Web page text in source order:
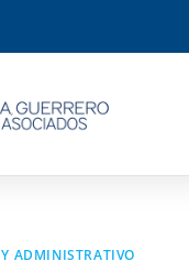
ADMINISTRATIVO